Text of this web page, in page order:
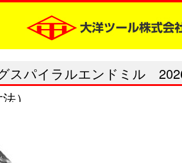
スパイラルエンドミル
）